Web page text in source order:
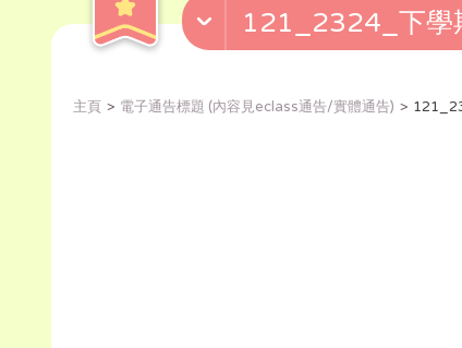
121_2324_下學
主頁 電子通告標題 (內容見eclass通告/實體通告)